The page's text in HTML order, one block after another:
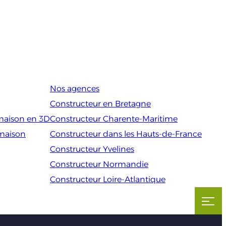
en 3D
Nos agences
Constructeur en Bretagne
Constructeur Charente-Maritime
Constructeur dans les Hauts-de-France
Constructeur Yvelines
Constructeur Normandie
Constructeur Loire-Atlantique